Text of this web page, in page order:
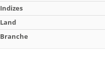
Indizes
Land
Branche